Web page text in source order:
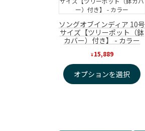
ソングオブインディア 10号
サイズ【ツリーポット（鉢
カバー）付き】 - カラー
¥ 15,889
オプションを選択